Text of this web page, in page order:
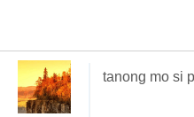
tanong mo si